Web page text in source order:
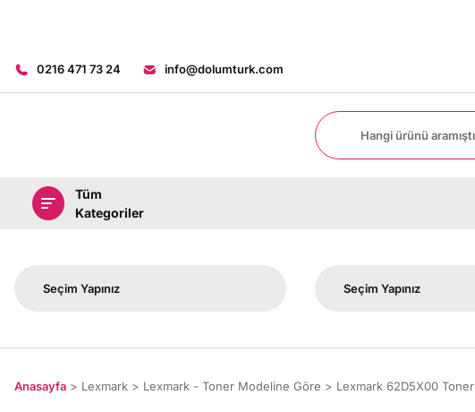
0216 471 73 24 info@dolumturk.com
Tüm
Kategoriler
Anasayfa Lexmark Lexmark - Toner Modeline Göre Lexmark 62D5X00 Toner